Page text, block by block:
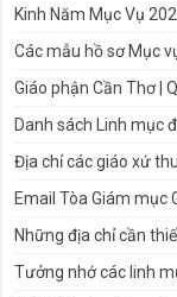
Kinh Năm Mục Vụ
Các mẫu hồ sơ Mục
Giáo phận Cần Thơ |
Danh sách Linh mục
Địa chỉ các giáo xứ
Email Tòa Giám mục
Những địa chỉ cần
Tưởng nhớ các linh